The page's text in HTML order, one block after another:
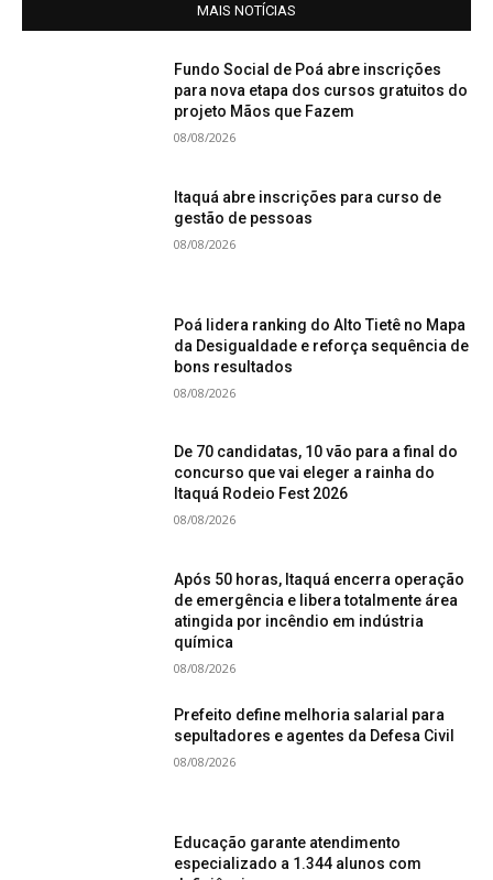
MAIS NOTÍCIAS
Fundo Social de Poá abre inscrições
para nova etapa dos cursos gratuitos do
projeto Mãos que Fazem
08/08/2026
Itaquá abre inscrições para curso de
gestão de pessoas
08/08/2026
Poá lidera ranking do Alto Tietê no Mapa
da Desigualdade e reforça sequência de
bons resultados
08/08/2026
De 70 candidatas, 10 vão para a final do
concurso que vai eleger a rainha do
Itaquá Rodeio Fest 2026
08/08/2026
Após 50 horas, Itaquá encerra operação
de emergência e libera totalmente área
atingida por incêndio em indústria
química
08/08/2026
Prefeito define melhoria salarial para
sepultadores e agentes da Defesa Civil
08/08/2026
Educação garante atendimento
especializado a 1.344 alunos com